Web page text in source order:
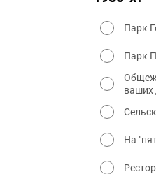
Парк
Парк
ваших
На